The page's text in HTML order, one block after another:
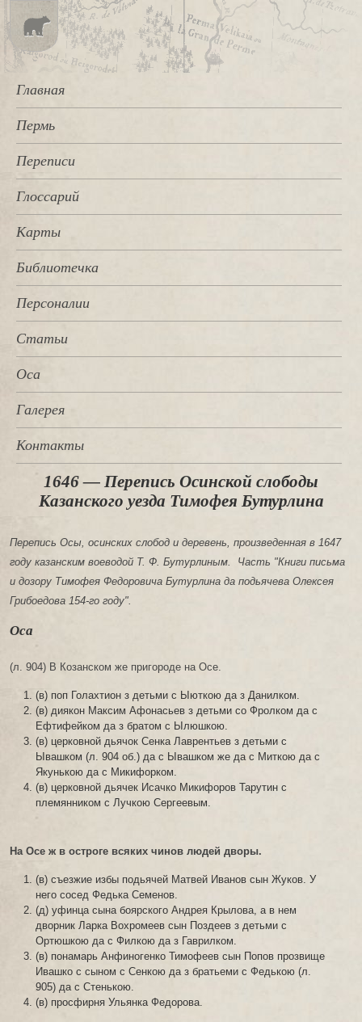
Главная
Пермь
Переписи
Глоссарий
Карты
Библиотечка
Персоналии
Статьи
Оса
Галерея
Контакты
1646 — Перепись Осинской слободы
Казанского уезда Тимофея Бутурлина
Перепись Осы, осинских слобод и деревень, произведенная в 1647
году казанским воеводой Т. Ф. Бутурлиным. Часть "Книги письма
и дозору Тимофея Федоровича Бутурлина да подьячева Олексея
Грибоедова 154-го году".
Оса
(л. 904) В Козанском же пригороде на Осе.
(в) поп Голахтион з детьми с Ыюткою да з Данилком.
(в) диякон Максим Афонасьев з детьми со Фролком да с
Ефтифейком да з братом с Ылюшкою.
(в) церковной дьячок Сенка Лаврентьев з детьми с
Ывашком (л. 904 об.) да с Ывашком же да с Миткою да с
Якунькою да с Микифорком.
(в) церковной дьячек Исачко Микифоров Тарутин с
племянником с Лучкою Сергеевым.
На Осе ж в остроге всяких чинов людей дворы.
(в) съезжие избы подьячей Матвей Иванов сын Жуков. У
него сосед Федька Семенов.
(д) уфинца сына боярского Андрея Крылова, а в нем
дворник Ларка Вохромеев сын Поздеев з детьми с
Ортюшкою да с Филкою да з Гаврилком.
(в) понамарь Анфиногенко Тимофеев сын Попов прозвище
Ивашко с сыном с Сенкою да з братьеми с Федькою (л.
905) да с Стенькою.
(в) просфирня Ульянка Федорова.